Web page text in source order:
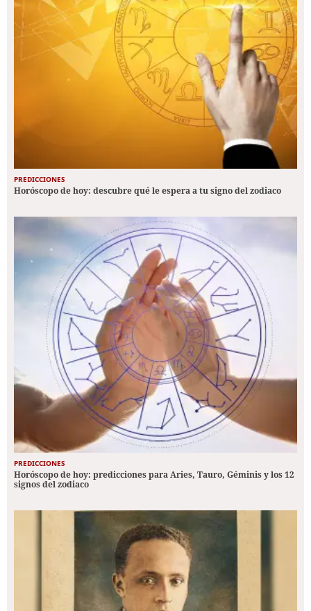
PREDICCIONES
Horóscopo de hoy: descubre qué le espera a tu signo del zodiaco
PREDICCIONES
Horóscopo de hoy: predicciones para Aries, Tauro, Géminis y los 12
signos del zodiaco